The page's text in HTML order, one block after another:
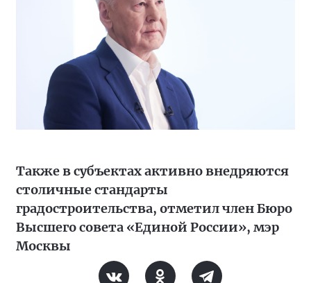
Также в субъектах активно внедряются
столичные стандарты
градостроительства, отметил член Бюро
Высшего совета «Единой России», мэр
Москвы